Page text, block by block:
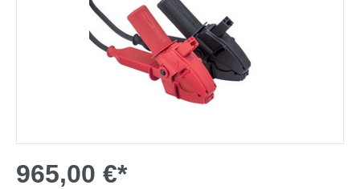
965,00 €*